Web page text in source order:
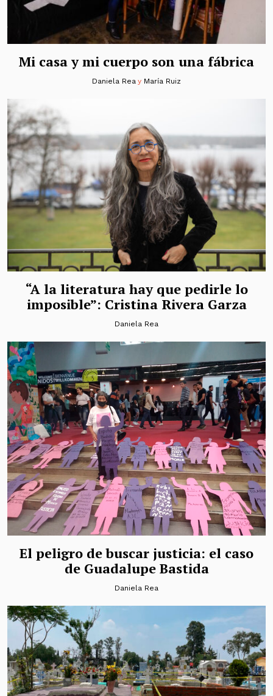
Mi casa y mi cuerpo son una fábrica
Daniela Reay María Ruiz
“A la literatura hay que pedirle lo
imposible”: Cristina Rivera Garza
Daniela Rea
El peligro de buscar justicia: el caso
de Guadalupe Bastida
Daniela Rea